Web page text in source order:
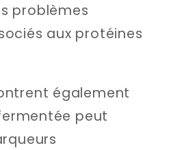
problèmes
aux protéines
également
peut